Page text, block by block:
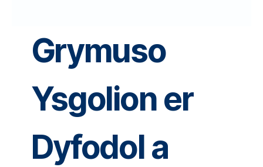
Grymuso
Ysgolion er
Dyfodol a